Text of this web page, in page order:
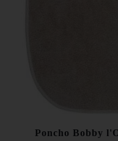
Poncho Bobby